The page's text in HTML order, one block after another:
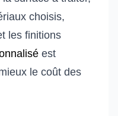
choisis,
les finitions
est
le coût des